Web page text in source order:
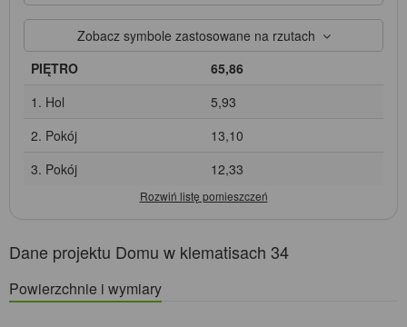
Zobacz symbole zastosowane na rzutach
PIĘTRO
65,86
1. Hol
5,93
2. Pokój
13,10
3. Pokój
12,33
Dane projektu Domu w klematisach 34
Powierzchnie i wymiary